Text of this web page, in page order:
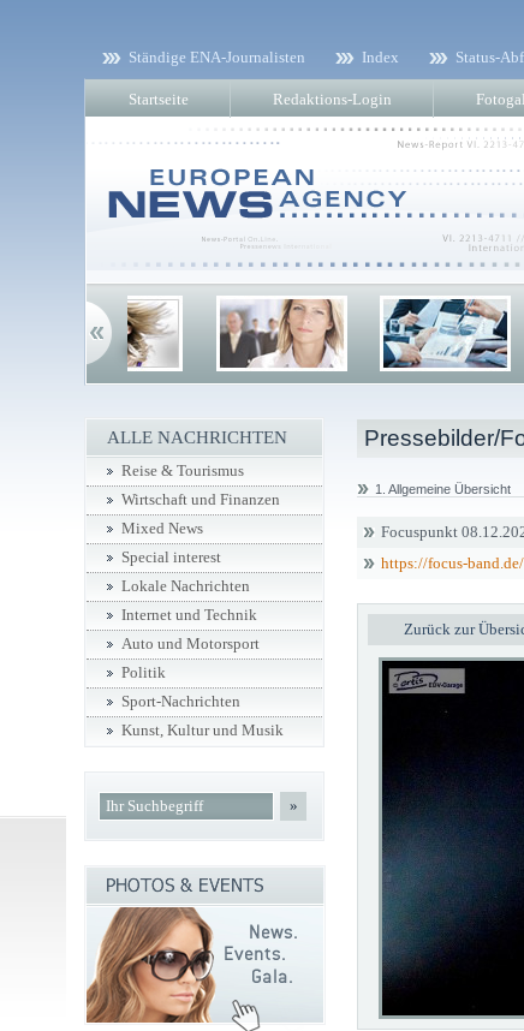
Ständige ENA-Journalisten Index Status-
Startseite Redaktions-Login
Pressebilder/
1. Allgemeine Übersicht
Focuspunkt
https://focus-band.de/
Zurück zur
ALLE NACHRICHTEN
Reise & Tourismus
Wirtschaft und Finanzen
Mixed News
Special interest
Lokale Nachrichten
Internet und Technik
Auto und Motorsport
Politik
Sport-Nachrichten
Kunst, Kultur und Musik
»